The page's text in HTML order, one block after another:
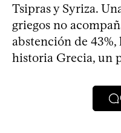
Tsipras y Syriza.
griegos no
abstención de
historia Grecia, un